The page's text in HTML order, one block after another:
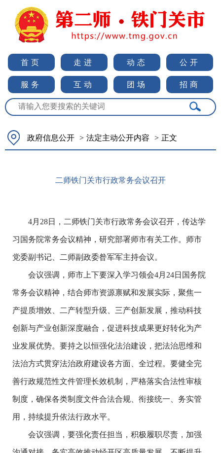
首页 走进 动态 公开
服务 互动 团场 招商
政府信息公开 > 法定主动公开内容 > 正文
二师铁门关市行政常务会议召开
4月28日，二师铁门关市行政常务会议召开，传达学
习国务院常务会议精神，研究部署师市有关工作。师市
党委副书记、二师副政委昝军军主持会议。
会议强调，师市上下要深入学习领会4月24日国务院
常务会议精神，结合师市资源禀赋和发展实际，聚焦一
产提质增效、二产转型升级、三产创新发展，推动科技
创新与产业创新深度融合，促进科技成果更好转化为产
业发展优势。要持之以恒强化法治建设，把法治思维和
法治方式贯穿法治政府建设各方面、全过程。要健全完
善行政规范性文件管理长效机制，严格落实合法性审核
制度，确保各类制度文件合法合规、衔接统一、务实管
用，持续提升依法行政水平。
会议强调，要强化责任担当，积极履职尽责，加强